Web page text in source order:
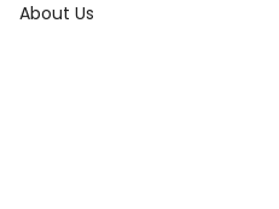
About Us